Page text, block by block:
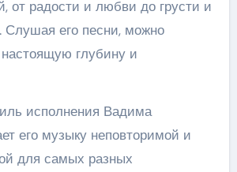
от радости и любви до грусти и
Слушая его песни, можно
настоящую глубину и
исполнения Вадима
его музыку неповторимой и
для самых разных